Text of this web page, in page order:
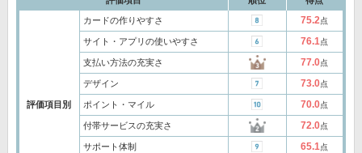
評価項目別
カードの作りやすさ 75.2点
サイト・アプリの使いやすさ 76.1点
支払い方法の充実さ 77.0点
デザイン 73.0点
ポイント・マイル 70.0点
付帯サービスの充実さ 72.0点
サポート体制 65.1点